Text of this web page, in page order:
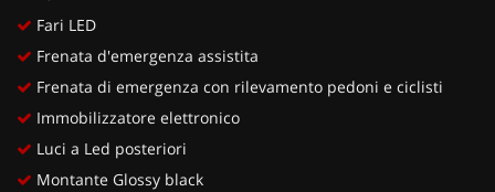
Fari LED
Frenata d'emergenza assistita
Frenata di emergenza con rilevamento pedoni e ciclisti
Immobilizzatore elettronico
Luci a Led posteriori
Montante Glossy black